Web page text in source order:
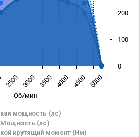
Об/мин
мощность (лс)
Мощность (лс)
крутящий момент (Нм)
2500 3000 3500 4000 4500 5000
0
100
200